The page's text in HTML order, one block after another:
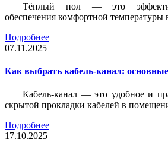
Тёплый пол — это
обеспечения комфортной
Подробнее
07.11.2025
Как выбрать кабель-канал:
Кабель-канал — это удобное и
скрытой прокладки кабелей в
Подробнее
17.10.2025